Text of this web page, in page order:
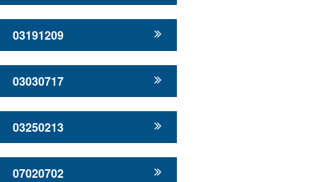
03191209
03030717
03250213
07020702